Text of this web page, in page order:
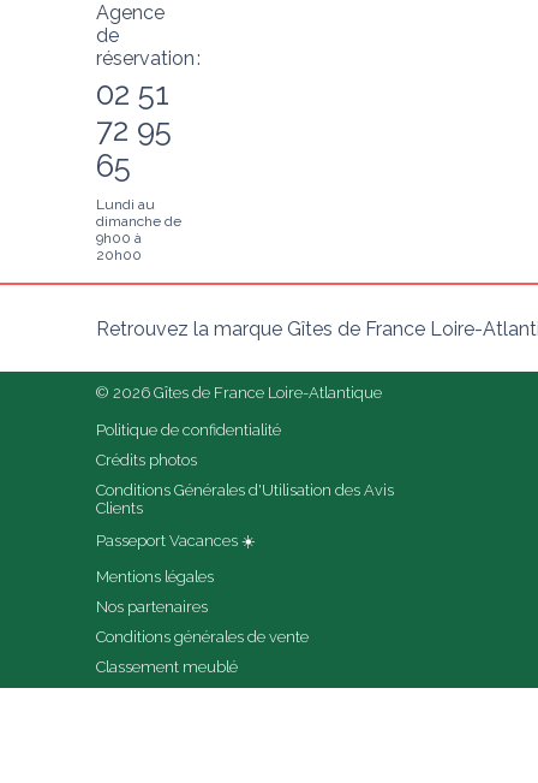
Agence
de
réservation :
02 51
72 95
65
Lundi au
dimanche de
9h00 à
20h00
Retrouvez la marque Gîtes de France Loire-
© 2026 Gîtes de France Loire-Atlantique
Politique de confidentialité
Crédits photos
Conditions Générales d'Utilisation des Avis
Clients
Passeport Vacances ☀️
Mentions légales
Nos partenaires
Conditions générales de vente
Classement meublé